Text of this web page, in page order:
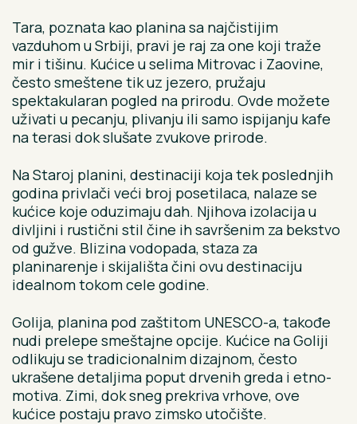
Tara, poznata kao planina sa najčistijim
vazduhom u Srbiji, pravi je raj za one koji traže
mir i tišinu. Kućice u selima Mitrovac i Zaovine,
često smeštene tik uz jezero, pružaju
spektakularan pogled na prirodu. Ovde možete
uživati u pecanju, plivanju ili samo ispijanju kafe
na terasi dok slušate zvukove prirode.
Na Staroj planini, destinaciji koja tek poslednjih
godina privlači veći broj posetilaca, nalaze se
kućice koje oduzimaju dah. Njihova izolacija u
divljini i rustični stil čine ih savršenim za bekstvo
od gužve. Blizina vodopada, staza za
planinarenje i skijališta čini ovu destinaciju
idealnom tokom cele godine.
Golija, planina pod zaštitom UNESCO-a, takođe
nudi prelepe smeštajne opcije. Kućice na Goliji
odlikuju se tradicionalnim dizajnom, često
ukrašene detaljima poput drvenih greda i etno-
motiva. Zimi, dok sneg prekriva vrhove, ove
kućice postaju pravo zimsko utočište.